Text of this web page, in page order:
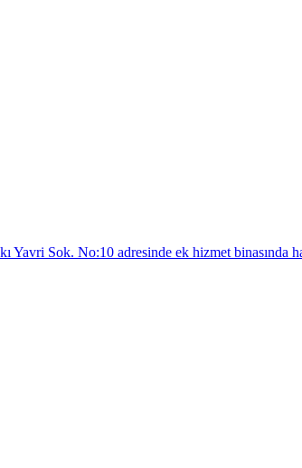
Sok. No:10 adresinde ek hizmet binasında